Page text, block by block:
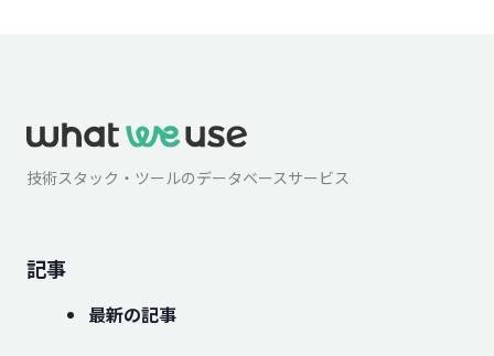
技術スタック・ツールのデータベースサービス
記事
最新の記事